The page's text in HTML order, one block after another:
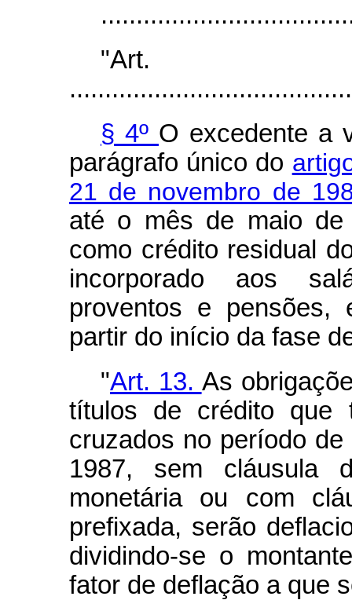
§ 4º O excedente a
parágrafo único do
21 de novembro de
até o mês de maio de
como crédito residual
incorporado aos
proventos e pensões,
partir do início da fase
"Art. 13. As
títulos de crédito que
cruzados no período
1987, sem cláusula
monetária ou com
prefixada, serão
dividindo-se o
fator de deflação a que